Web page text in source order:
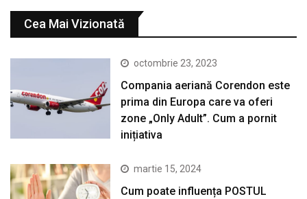
Cea Mai Vizionată
octombrie 23, 2023
Compania aeriană Corendon este
prima din Europa care va oferi
zone „Only Adult”. Cum a pornit
inițiativa
martie 15, 2024
Cum poate influența POSTUL